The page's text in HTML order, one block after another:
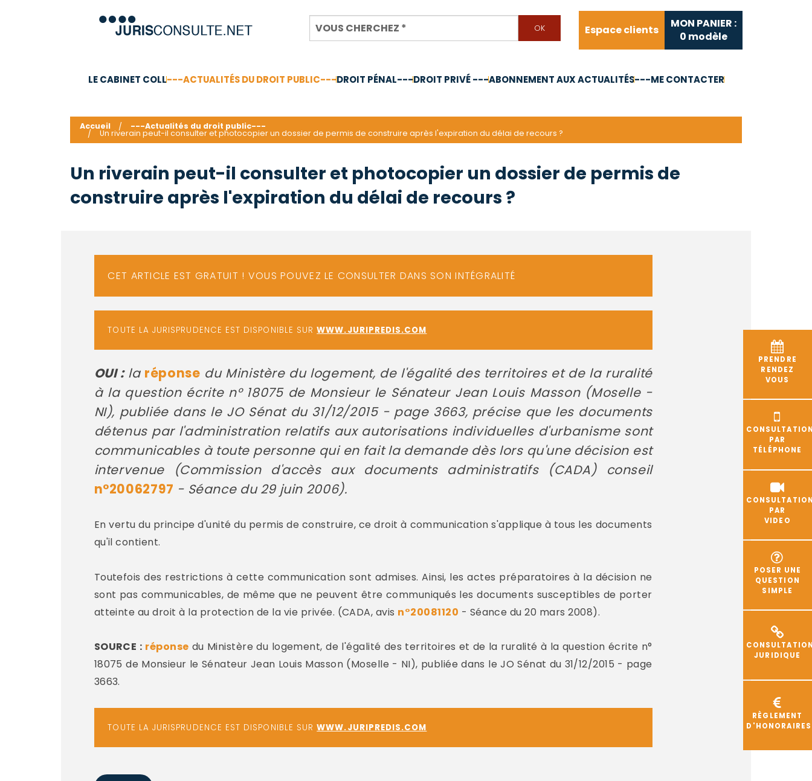
Espace clients
MON PANIER :
0 modèle
LE CABINET COLL---ACTUALITÉS DU DROIT PUBLIC---DROIT PÉNAL---DROIT PRIVÉ ---ABONNEMENT AUX ACTUALITÉS---ME CONTACTER
PRENDRE
RENDEZ
VOUS
PAR
TÉLÉPHONE
PAR
VIDEO
POSER UNE
QUESTION
SIMPLE
JURIDIQUE
RÈGLEMENT
D'HONORAIRES
Accueil ---Actualités du droit public---
Un riverain peut-il consulter et photocopier un dossier de permis de construire après l'expiration du délai de recours ?
Un riverain peut-il consulter et photocopier un dossier de permis de
construire après l'expiration du délai de recours ?
CET ARTICLE EST GRATUIT ! VOUS POUVEZ LE CONSULTER DANS SON INTÉGRALITÉ
TOUTE LA JURISPRUDENCE EST DISPONIBLE SURWWW.JURIPREDIS.COM
OUI :la réponse du Ministère du logement, de l'égalité des territoires et de la ruralité
à la question écrite n° 18075 de Monsieur le Sénateur Jean Louis Masson (Moselle -
NI), publiée dans le JO Sénat du 31/12/2015 - page 3663, précise que les documents
détenus par l'administration relatifs aux autorisations individuelles d'urbanisme sont
communicables à toute personne qui en fait la demande dès lors qu'une décision est
intervenue (Commission d'accès aux documents administratifs (CADA) conseil
n°20062797 - Séance du 29 juin 2006).
En vertu du principe d'unité du permis de construire, ce droit à communication s'applique à tous les documents
qu'il contient.
Toutefois des restrictions à cette communication sont admises. Ainsi, les actes préparatoires à la décision ne
sont pas communicables, de même que ne peuvent être communiqués les documents susceptibles de porter
atteinte au droit à la protection de la vie privée. (CADA, avis n°20081120 - Séance du 20 mars 2008).
SOURCE : réponse du Ministère du logement, de l'égalité des territoires et de la ruralité à la question écrite n°
18075 de Monsieur le Sénateur Jean Louis Masson (Moselle - NI), publiée dans le JO Sénat du 31/12/2015 - page
3663.
TOUTE LA JURISPRUDENCE EST DISPONIBLE SURWWW.JURIPREDIS.COM